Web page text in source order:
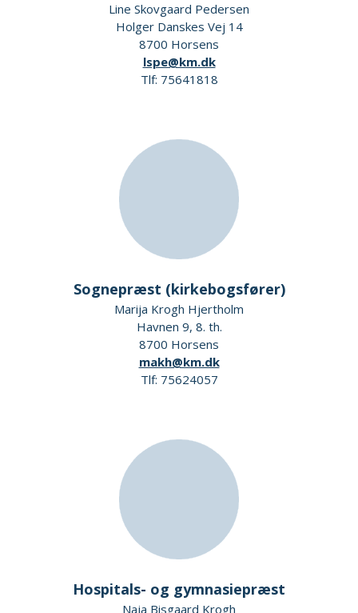
Line Skovgaard Pedersen
Holger Danskes Vej 14
8700 Horsens
lspe@km.dk
Tlf: 75641818
Sognepræst (kirkebogsfører)
Marija Krogh Hjertholm
Havnen 9, 8. th.
8700 Horsens
makh@km.dk
Tlf: 75624057
Hospitals- og gymnasiepræst
Naja Bisgaard Krogh